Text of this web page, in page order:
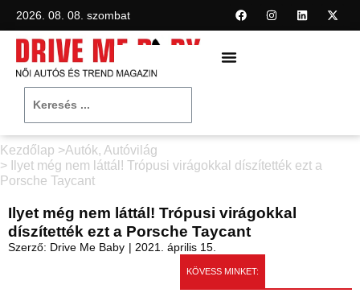
2026. 08. 08. szombat
Kezdőlap >Autók, Autóvilág
> Ilyet még nem láttál! Trópusi virágokkal díszítették ezt a
Porsche Taycant
Ilyet még nem láttál! Trópusi virágokkal
díszítették ezt a Porsche Taycant
Szerző: Drive Me Baby | 2021. április 15.
KÖVESS MINKET: